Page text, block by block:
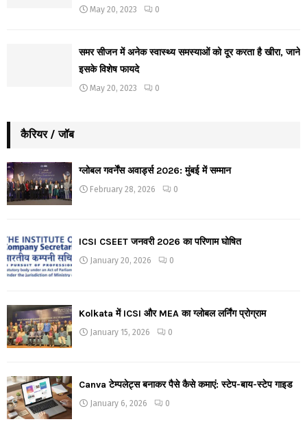
May 20, 2023 0
समर सीजन में अनेक स्वास्थ्य समस्याओं को दूर करता है खीरा, जाने
इसके विशेष फायदे
May 20, 2023 0
कैरियर / जॉब
ग्लोबल गवर्नेंस अवार्ड्स 2026: मुंबई में सम्मान
February 28, 2026 0
ICSI CSEET जनवरी 2026 का परिणाम घोषित
January 20, 2026 0
Kolkata में ICSI और MEA का ग्लोबल लर्निंग प्रोग्राम
January 15, 2026 0
Canva टेम्पलेट्स बनाकर पैसे कैसे कमाएं: स्टेप-बाय-स्टेप गाइड
January 6, 2026 0